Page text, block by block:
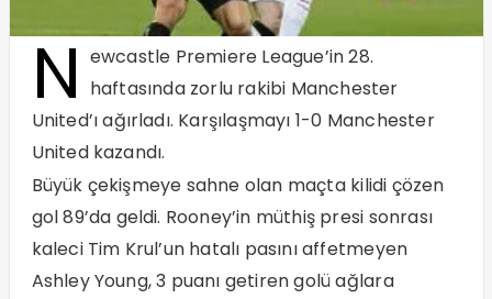
N ewcastle Premiere League’in 28.
haftasında zorlu rakibi Manchester
United’ı ağırladı. Karşılaşmayı 1-0 Manchester
United kazandı.
Büyük çekişmeye sahne olan maçta kilidi çözen
gol 89’da geldi. Rooney’in müthiş presi sonrası
kaleci Tim Krul’un hatalı pasını affetmeyen
Ashley Young, 3 puanı getiren golü ağlara